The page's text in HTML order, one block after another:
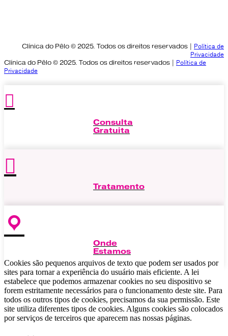
Clínica do Pêlo © 2025. Todos os direitos reservados | Política de
Privacidade
Clínica do Pêlo © 2025. Todos os direitos reservados | Política de
Privacidade
Consulta
Gratuita
Tratamento
Onde
Estamos
Cookies são pequenos arquivos de texto que podem ser usados ​​por
sites para tornar a experiência do usuário mais eficiente. A lei
estabelece que podemos armazenar cookies no seu dispositivo se
forem estritamente necessários para o funcionamento deste site. Para
todos os outros tipos de cookies, precisamos da sua permissão. Este
site utiliza diferentes tipos de cookies. Alguns cookies são colocados
por serviços de terceiros que aparecem nas nossas páginas.